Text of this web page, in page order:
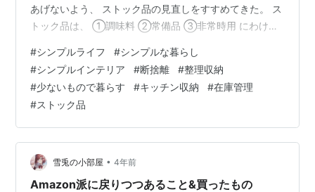
あげないよう、 ストック品の見直しをすすめてきた。 ス
トック品は、 ①調味料 ②常備品 ③非常時用 にわけら
ではなく、 分類によって、収納先を変えること。 最適収
納先は、 目につきやすく、 手に取りやすい場所。 ①調
味料ストックの収納先 調味料は使うものが決まっている
ので、 使用中のものが半分以下になったら、次のものを
買い足す。 調味料のストック置き場はコンロ下。 電子レ
ンジと油を置い…
#シンプルライフ #シンプルな暮らし
#シンプルインテリア #断捨離 #整理収納
#少ないもので暮らす #キッチン収納 #在庫管理
#ストック品
雪兎の小部屋 • 4年前
Amazon派に戻りつつあること&買ったもの